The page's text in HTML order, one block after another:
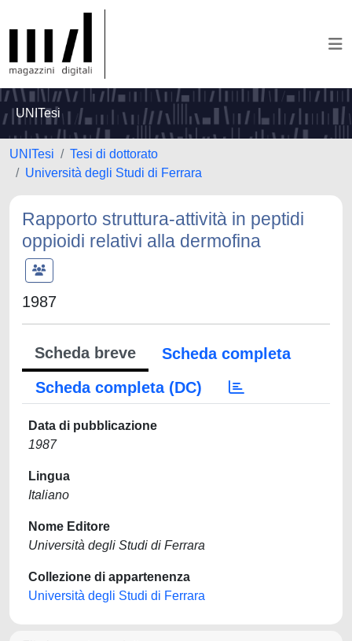
UNITesi
UNITesi
Tesi di dottorato
Università degli Studi di Ferrara
Rapporto struttura-attività in peptidi
oppioidi relativi alla dermofina
1987
Scheda breve
Scheda completa
Scheda completa (DC)
Data di pubblicazione
1987
Lingua
Italiano
Nome Editore
Università degli Studi di Ferrara
Collezione di appartenenza
Università degli Studi di Ferrara